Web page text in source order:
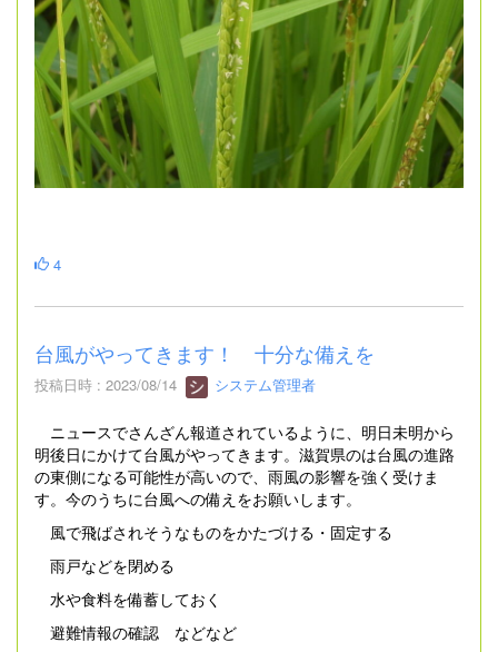
4
台風がやってきます！ 十分な備えを
投稿日時 : 2023/08/14 システム管理者
ニュースでさんざん報道されているように、明日未明から
明後日にかけて台風がやってきます。滋賀県のは台風の進路
の東側になる可能性が高いので、雨風の影響を強く受けま
す。今のうちに台風への備えをお願いします。
風で飛ばされそうなものをかたづける・固定する
雨戸などを閉める
水や食料を備蓄しておく
避難情報の確認 などなど